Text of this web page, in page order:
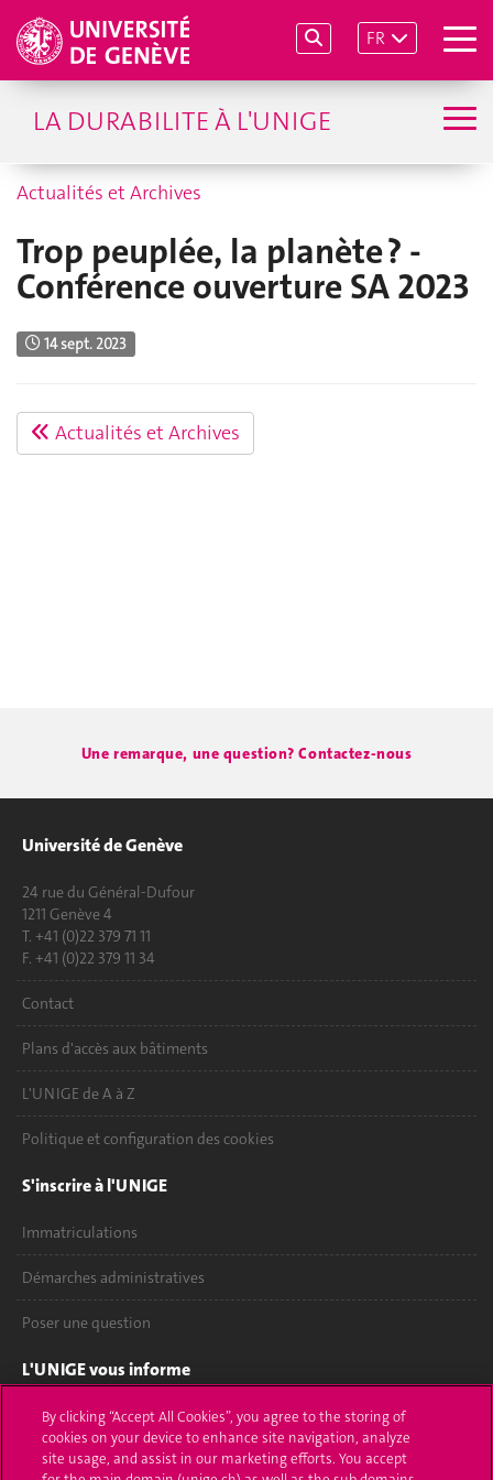
FR
LA DURABILITE À L'UNIGE
Actualités et Archives
Trop peuplée, la planète ? -
Conférence ouverture SA 2023
14 sept. 2023
Actualités et Archives
Une remarque, une question? Contactez-nous
Université de Genève
24 rue du Général-Dufour
1211 Genève 4
T. +41 (0)22 379 71 11
F. +41 (0)22 379 11 34
Contact
Plans d'accès aux bâtiments
L'UNIGE de A à Z
Politique et configuration des cookies
S'inscrire à l'UNIGE
Immatriculations
Démarches administratives
Poser une question
L'UNIGE vous informe
UNIGE Mobile
Médias
By clicking “Accept All Cookies”, you agree to the storing of
cookies on your device to enhance site navigation, analyze
site usage, and assist in our marketing efforts. You accept